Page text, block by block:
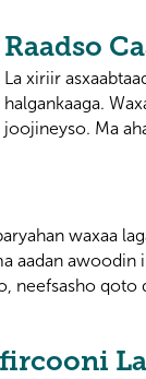
Raadso
La xiriir
halgankaaga.
joojineyso. Ma
waxaa
aadan awoodin
neefsasho